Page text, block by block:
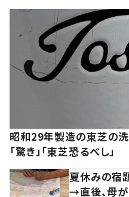
昭和29年製造の東芝の
「驚き」「東芝恐るべし」
夏休みの宿
→直後、母が